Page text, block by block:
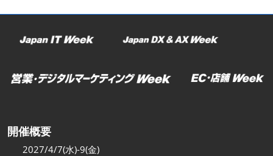
む
開催概要
2027/4/7(水)-9(金)